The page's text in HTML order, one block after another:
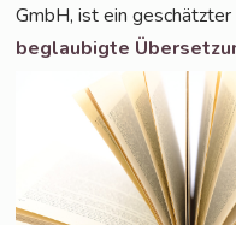
GmbH, ist ein
beglau­big­te